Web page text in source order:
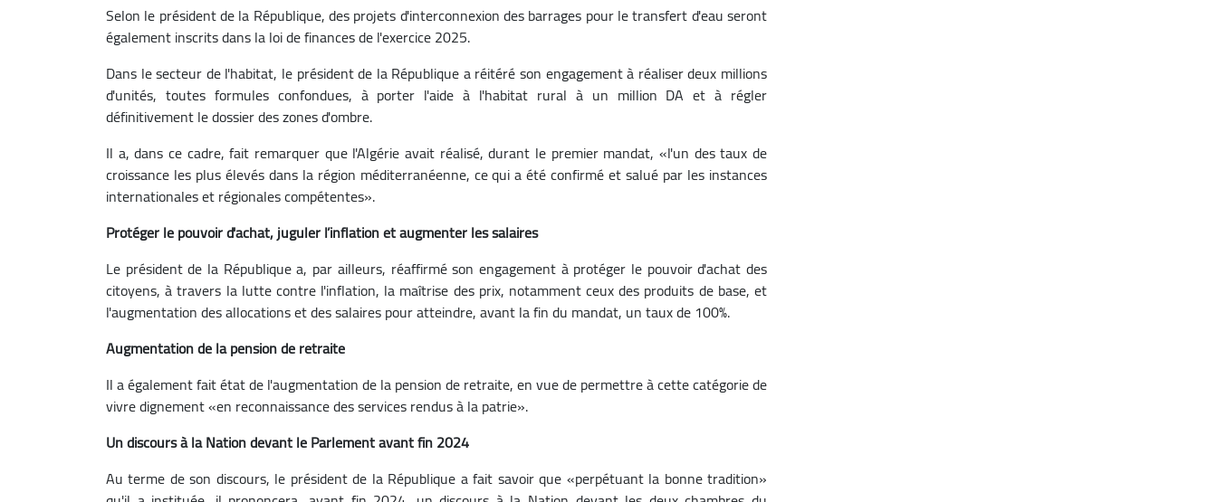
Selon le président de la République, des projets d'interconnexion des barrages pour le transfert d'eau seront
également inscrits dans la loi de finances de l'exercice 2025.
Dans le secteur de l'habitat, le président de la République a réitéré son engagement à réaliser deux millions
d'unités, toutes formules confondues, à porter l'aide à l'habitat rural à un million DA et à régler
définitivement le dossier des zones d'ombre.
Il a, dans ce cadre, fait remarquer que l'Algérie avait réalisé, durant le premier mandat, «l'un des taux de
croissance les plus élevés dans la région méditerranéenne, ce qui a été confirmé et salué par les instances
internationales et régionales compétentes».
Protéger le pouvoir d'achat, juguler l’inflation et augmenter les salaires
Le président de la République a, par ailleurs, réaffirmé son engagement à protéger le pouvoir d'achat des
citoyens, à travers la lutte contre l'inflation, la maîtrise des prix, notamment ceux des produits de base, et
l'augmentation des allocations et des salaires pour atteindre, avant la fin du mandat, un taux de 100%.
Augmentation de la pension de retraite
Il a également fait état de l'augmentation de la pension de retraite, en vue de permettre à cette catégorie de
vivre dignement «en reconnaissance des services rendus à la patrie».
Un discours à la Nation devant le Parlement avant fin 2024
Au terme de son discours, le président de la République a fait savoir que «perpétuant la bonne tradition»